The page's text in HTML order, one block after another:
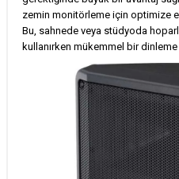
zemin monitörleme için optimize
Bu, sahnede veya stüdyoda
kullanırken mükemmel bir dinleme